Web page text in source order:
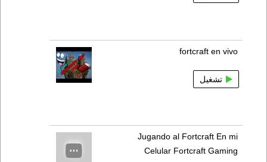
fortcraft en vivo
تشغيل
Jugando al Fortcraft En mi
Celular Fortcraft Gaming